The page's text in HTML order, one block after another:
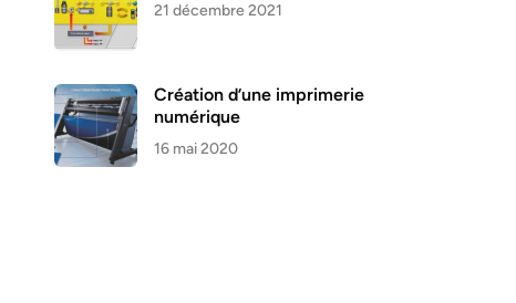
21 décembre 2021
Création d’une imprimerie
numérique
16 mai 2020